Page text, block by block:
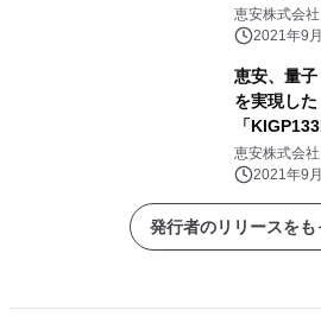
よ9月14日
恵安株式会社
2021年9
恵安、量
を実現し
「
始 ～便利
ケース付き
恵安株式会社
2021年9
発行者のリリースをも